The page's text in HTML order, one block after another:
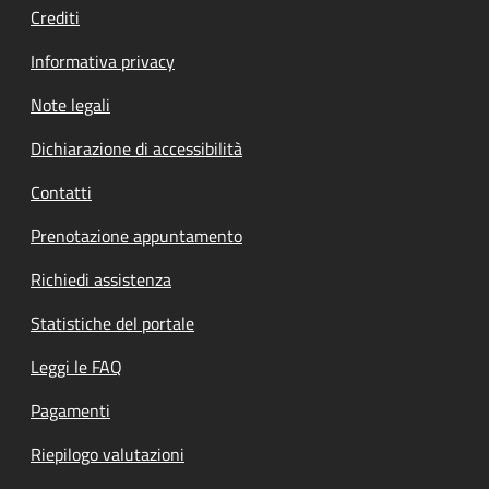
Crediti
Informativa privacy
Note legali
Dichiarazione di accessibilità
Contatti
Prenotazione appuntamento
Richiedi assistenza
Statistiche del portale
Leggi le FAQ
Pagamenti
Riepilogo valutazioni